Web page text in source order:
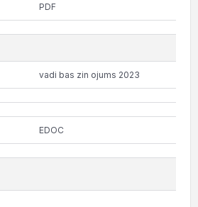
PDF
vadi bas zin ojums 2023
EDOC